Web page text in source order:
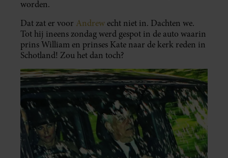
worden.
Dat zat er voor Andrew echt niet in. Dachten we.
Tot hij ineens zondag werd gespot in de auto waarin
prins William en prinses Kate naar de kerk reden in
Schotland! Zou het dan toch?